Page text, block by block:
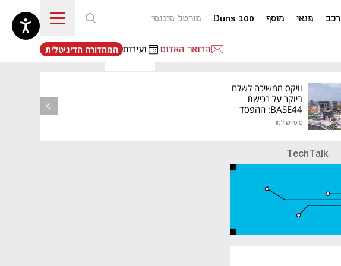
רכב פנאי מוסף Duns 100 פורטל פיננסי
הדואר האדום ועידות
נפתח בכרטיסייה חדשה
המהדורה הדיגיטלית
וויקס ממשיכה לשלם
ביוקר על רכישת
BASE44: ההפסד
סופי שולמן
TechTalk